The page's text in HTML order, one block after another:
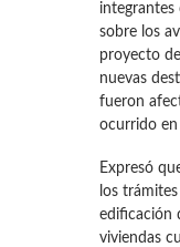
integrantes
sobre los
proyecto
nuevas
fueron
ocurrido en
Expresó
los
edificación
viviendas